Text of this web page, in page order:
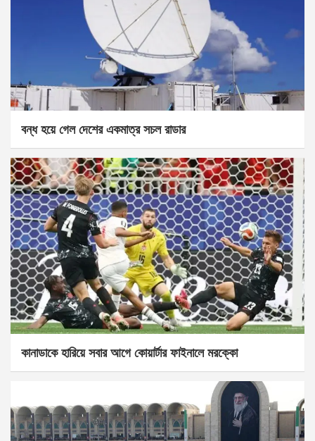
বন্ধ হয়ে গেল দেশের একমাত্র সচল রাডার
কানাডাকে হারিয়ে সবার আগে কোয়ার্টার ফাইনালে মরক্কো